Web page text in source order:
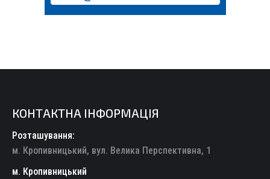
КОНТАКТНА ІНФОРМАЦІЯ
Розташування:
м. Кропивницький, вул. Велика Перспективна, 1
м. Кропивницький